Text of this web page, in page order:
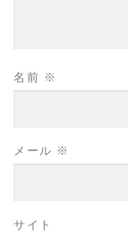
名前 ※
メール ※
サイト